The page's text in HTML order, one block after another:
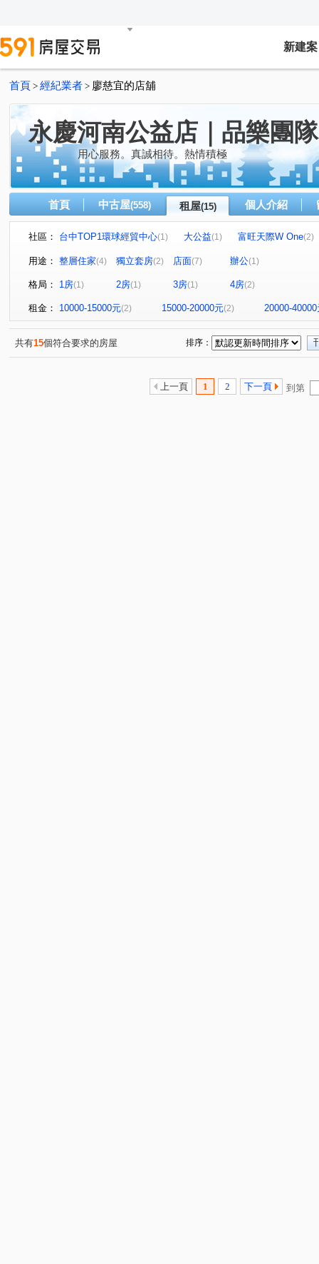
新建案
首頁 > 經紀業者 > 廖慈宜的店舖
永慶河南公益店｜品樂團隊
用心服務。真誠相待。熱情積極
首頁 中古屋(558) 租屋(15) 個人介紹
社區： 台中TOP1環球經貿中心(1) 大公益(1) 富旺天際W One(2)
祐祥大廈 佳泰樂薇 東興路二段
大墩二街
英士路 正義街
用途： 整層住家(4) 獨立套房(2) 店面(7) 辦公(1)
格局： 1房(1) 2房(1) 3房(1) 4房(2)
租金： 10000-15000元(2) 15000-20000元(2) 20000-40000
共有15個符合要求的房屋 排序：
上一頁 1 2 下一頁 到第